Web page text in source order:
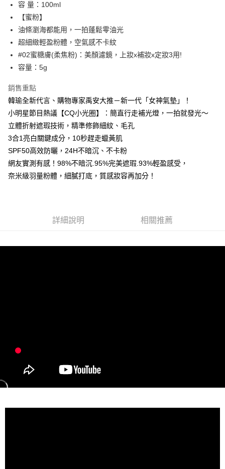
7-11取貨付款
每筆NT$85，滿NT$799(含以上)免運費
付款後7-11取貨
每筆NT$85，滿NT$599(含以上)免運費
每筆NT$85，滿NT$599(含以上)免運費
(FedEx)海外配送 查看運費
容 量：100ml
【蜜粉】
油條瀏海都能用，一拍蓬鬆零油光
超細緻輕盈粉體，空氣感不卡紋
#02蜜糖膚(柔焦粉)：美顏濾鏡，上妝x補妝x定妝3用!
容量：5g
銷售重點
韓瑜全新代言、購物專家禹安大推－新一代「女神氣墊」！
小明星節目熱議【CQ小光圈】：簡直行走補光燈，一拍就發光～
立體折射遮瑕技術，精準修飾細紋、毛孔
3合1亮白關鍵成分，10秒趕走蠟黃肌
SPF50高效防曬，24H不暗沉、不卡粉
網友實測有感！98%不暗沉.95%完美遮瑕.93%輕盈感受，
奈米級羽量粉體，細膩打底，質感妝容再加分！
詳細說明 相關推薦